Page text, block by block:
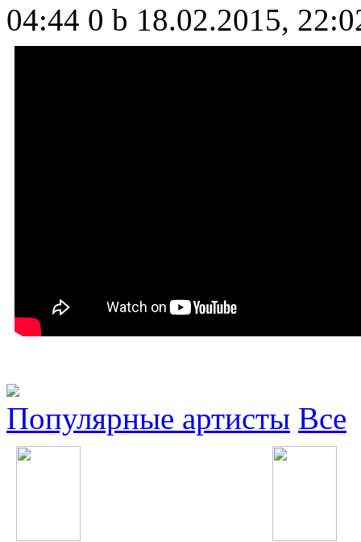
04:44 0 b 18.02.2015,
Популярные артисты Все